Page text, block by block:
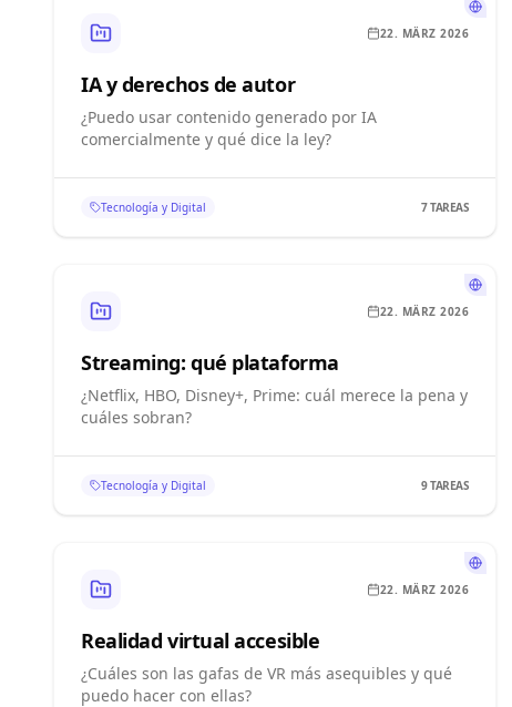
22. MÄRZ 2026
IA y derechos de autor
¿Puedo usar contenido generado por IA
comercialmente y qué dice la ley?
Tecnología y Digital 7TAREAS
22. MÄRZ 2026
Streaming: qué plataforma
¿Netflix, HBO, Disney+, Prime: cuál merece la pena y
cuáles sobran?
Tecnología y Digital 9TAREAS
22. MÄRZ 2026
Realidad virtual accesible
¿Cuáles son las gafas de VR más asequibles y qué
puedo hacer con ellas?